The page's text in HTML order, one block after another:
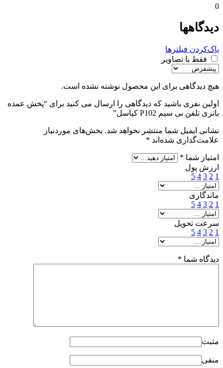
0
دیدگاهها
پاک‌کردن فیلترها
فقط با تصاویر
هیچ دیدگاهی برای این محصول نوشته نشده است.
اولین نفری باشید که دیدگاهی را ارسال می کنید برای “پخش عمده
باتری تلفن بی سیم P102 کیاسل”
نشانی ایمیل شما منتشر نخواهد شد. بخش‌های موردنیاز
علامت‌گذاری شده‌اند *
امتیاز شما *
ارزش پول
1
2
3
4
5
ماندگاری
1
2
3
4
5
سرعت تحویل
1
2
3
4
5
دیدگاه شما *
مثبت
منفی